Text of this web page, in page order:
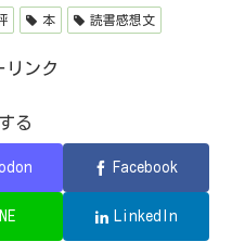
本 読書感想文
リンク
る
Facebook
LinkedIn